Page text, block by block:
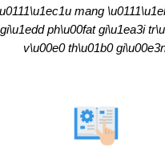
mang
ph\u00fat gi\u1ea3i
v\u00e0 th\u01b0